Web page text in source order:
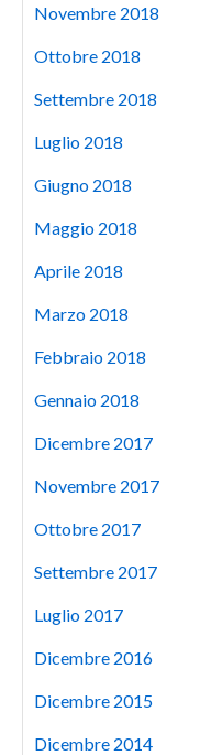
Novembre 2018
Ottobre 2018
Settembre 2018
Luglio 2018
Giugno 2018
Maggio 2018
Aprile 2018
Marzo 2018
Febbraio 2018
Gennaio 2018
Dicembre 2017
Novembre 2017
Ottobre 2017
Settembre 2017
Luglio 2017
Dicembre 2016
Dicembre 2015
Dicembre 2014